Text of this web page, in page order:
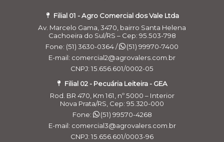
Filial 01 - Agro Comercial dos Vale Ltda
Av. Marcelo Gama, 3470, bairro Santa Helena
Cachoeira do Sul/RS – Cep: 95.503-798
Fone: (51) 3630-0364 /
(51) 99970-7400
E-mail: comercial2@agrovalers.com.br
CNPJ: 15.656.601/0002-05
Filial 02 - Pecuária Leiteira - GEA
Rod. BR 470, Km 161, nº 5000 – Interior
Nova Prata/RS, Cep: 95.320-000
Fone:
(51) 99570-4268
E-mail: comercial3@agrovalers.com.br
CNPJ: 15.656.601/0003-96